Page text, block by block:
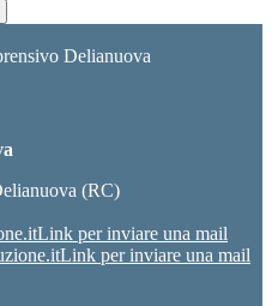
Delianuova
(RC)
Link per inviare una mail
Link per inviare una mail